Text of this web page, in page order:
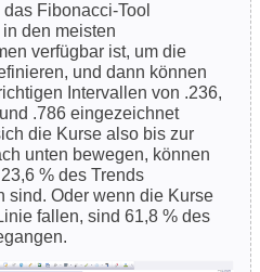
Fibonacci-Tool
den meisten
verfügbar ist, um die
und dann können
Intervallen von .236,
.786 eingezeichnet
die Kurse also bis zur
unten bewegen, können
% des Trends
sind. Oder wenn die Kurse
fallen, sind 61,8 % des